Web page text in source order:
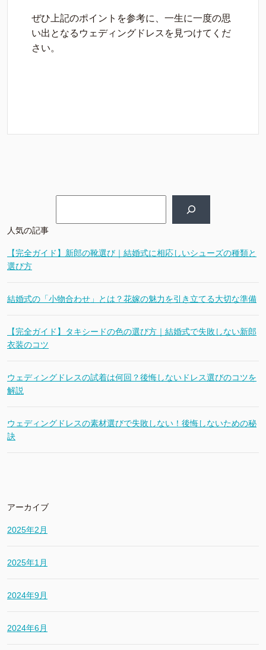
ぜひ上記のポイントを参考に、一生に一度の思
い出となるウェディングドレスを見つけてくだ
さい。
人気の記事
【完全ガイド】新郎の靴選び｜結婚式に相応しいシューズの種類と
選び方
結婚式の「小物合わせ」とは？花嫁の魅力を引き立てる大切な準備
【完全ガイド】タキシードの色の選び方｜結婚式で失敗しない新郎
衣装のコツ
ウェディングドレスの試着は何回？後悔しないドレス選びのコツを
解説
ウェディングドレスの素材選びで失敗しない！後悔しないための秘
訣
アーカイブ
2025年2月
2025年1月
2024年9月
2024年6月